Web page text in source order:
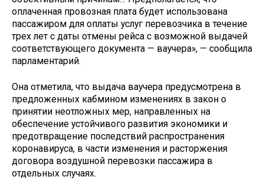
оплаченная провозная плата будет использована
пассажиром для оплаты услуг перевозчика в течение
трех лет с даты отмены рейса с возможной выдачей
соответствующего документа — ваучера», — сообщила
парламентарий.
Она отметила, что выдача ваучера предусмотрена в
предложенных кабмином изменениях в закон о
принятии неотложных мер, направленных на
обеспечение устойчивого развития экономики и
предотвращение последствий распространения
коронавируса, в части изменения и расторжения
договора воздушной перевозки пассажира в
отдельных случаях.